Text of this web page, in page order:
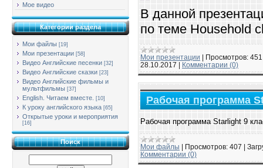
Мое видео
Категории раздела
Мои файлы [19]
Мои презентации [58]
Видео Английские песенки [32]
Видео Английские сказки [23]
Видео Английские фильмы и
мультфильмы [37]
English. Читаем вместе. [10]
К уроку английского языка [65]
Открытые уроки и мероприятия
[16]
Поиск
В данной
по теме Household
Мои презентации Просмотров: 451
28.10.2017
Комментарии (0)
Рабочая программа
Рабочая программа Starlight 9
Мои файлы | Просмотров: 407 |
Комментарии (0)